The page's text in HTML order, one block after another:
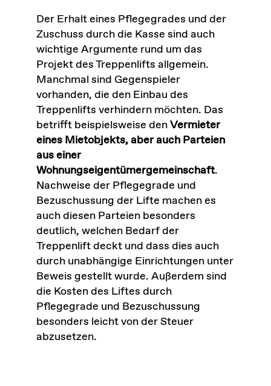
Der Erhalt eines Pflegegrades und der
Zuschuss durch die Kasse sind auch
wichtige Argumente rund um das
Projekt des Treppenlifts allgemein.
Manchmal sind Gegenspieler
vorhanden, die den Einbau des
Treppenlifts verhindern möchten. Das
betrifft beispielsweise denVermieter
eines Mietobjekts, aber auch Parteien
aus einer
Wohnungseigentümergemeinschaft.
Nachweise der Pflegegrade und
Bezuschussung der Lifte machen es
auch diesen Parteien besonders
deutlich, welchen Bedarf der
Treppenlift deckt und dass dies auch
durch unabhängige Einrichtungen unter
Beweis gestellt wurde. Außerdem sind
die Kosten des Liftes durch
Pflegegrade und Bezuschussung
besonders leicht von der Steuer
abzusetzen.